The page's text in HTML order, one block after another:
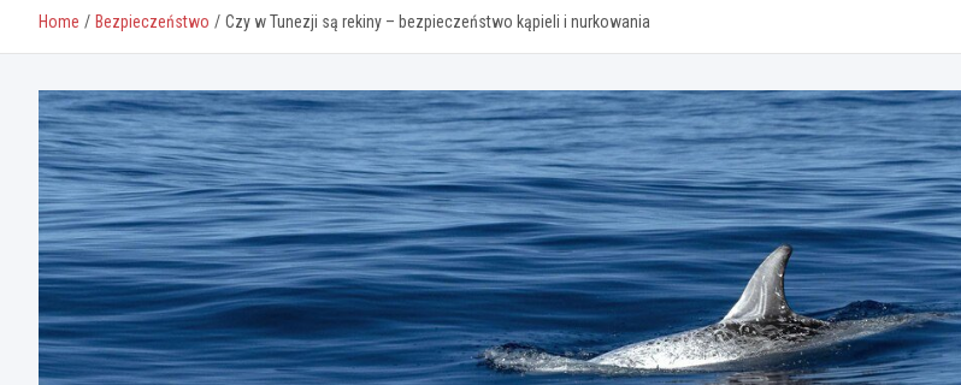
Home Bezpieczeństwo Czy w Tunezji są rekiny – bezpieczeństwo kąpieli i nurkowania